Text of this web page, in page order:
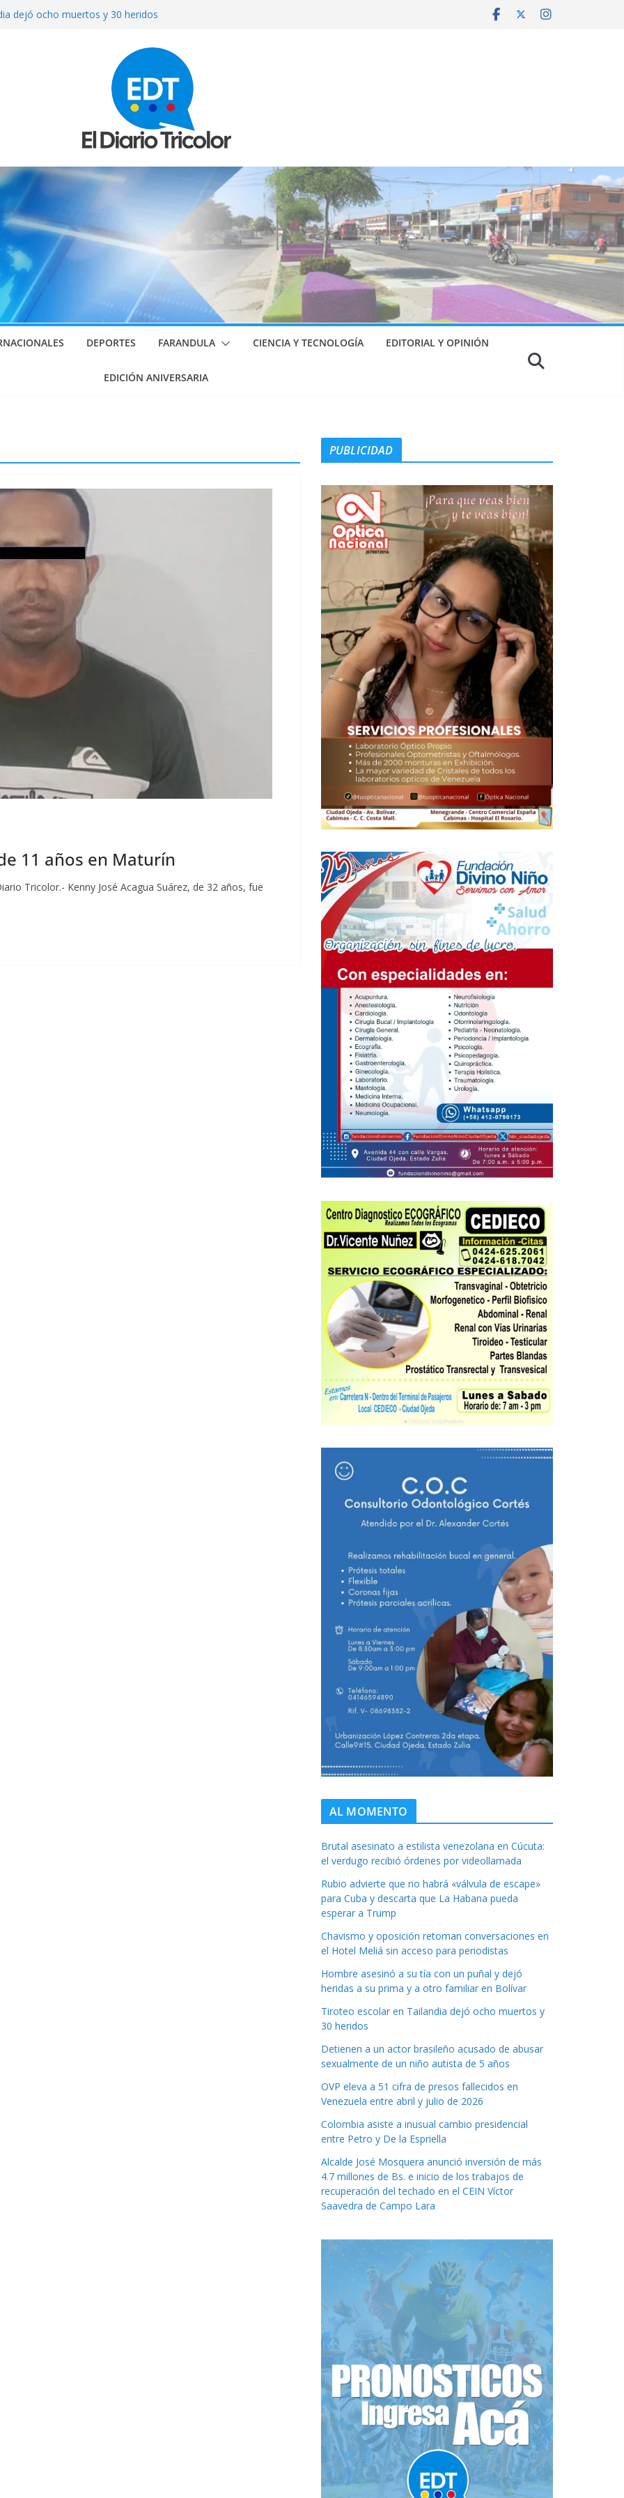
dejó ocho muertos y 30 heridos
«válvula de escape» para Cuba y
conversaciones en el Hotel
un puñal y dejó heridas a su
DEPORTES FARANDULA CIENCIA Y TECNOLOGÍA EDITORIAL Y OPINIÓN
EDICIÓN ANIVERSARIA
11 años en Maturín
Tricolor.- Kenny José Acagua Suárez, de 32 años, fue
PUBLICIDAD
AL MOMENTO
Brutal asesinato a estilista venezolana en Cúcuta:
el verdugo recibió órdenes por videollamada
Rubio advierte que no habrá «válvula de escape»
para Cuba y descarta que La Habana pueda
esperar a Trump
Chavismo y oposición retoman conversaciones en
el Hotel Meliá sin acceso para periodistas
Hombre asesinó a su tía con un puñal y dejó
heridas a su prima y a otro familiar en Bolívar
Tiroteo escolar en Tailandia dejó ocho muertos y
30 heridos
Detienen a un actor brasileño acusado de abusar
sexualmente de un niño autista de 5 años
OVP eleva a 51 cifra de presos fallecidos en
Venezuela entre abril y julio de 2026
Colombia asiste a inusual cambio presidencial
entre Petro y De la Espriella
Alcalde José Mosquera anunció inversión de más
4.7 millones de Bs. e inicio de los trabajos de
recuperación del techado en el CEIN Víctor
Saavedra de Campo Lara